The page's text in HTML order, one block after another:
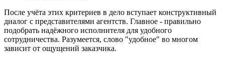
После учёта этих критериев в дело вступает конструктивный
диалог с представителями агентств. Главное - правильно
подобрать надёжного исполнителя для удобного
сотрудничества. Разумеется, слово "удобное" во многом
зависит от ощущений заказчика.